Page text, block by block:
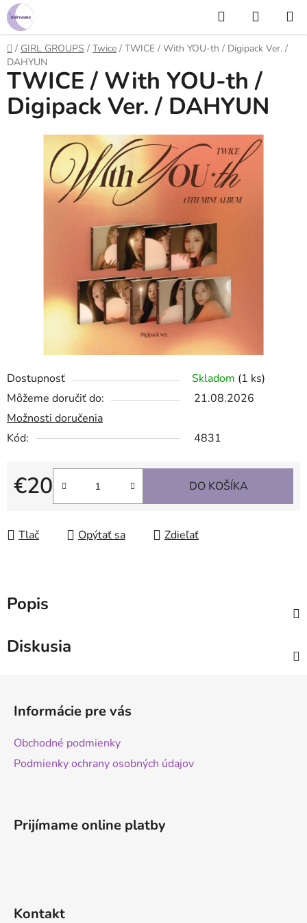
Prejsť
na
obsah
Hľadať
KOŠÍK
Domov
/ GIRL GROUPS / Twice / TWICE / With YOU-th / Digipack Ver. /
DAHYUN
Dostupnosť Skladom (1 ks)
Môžeme doručiť do:
21.08.2026
Možnosti doručenia
Kód:
4831
€20
Jednotková cena:
DO KOŠÍKA
Tlač Opýtať sa Zdieľať
TWICE / With YOU-th /
Digipack Ver. / DAHYUN
Popis
Diskusia
Informácie pre vás
Obchodné podmienky
Podmienky ochrany osobných údajov
Prijímame online platby
Kontakt